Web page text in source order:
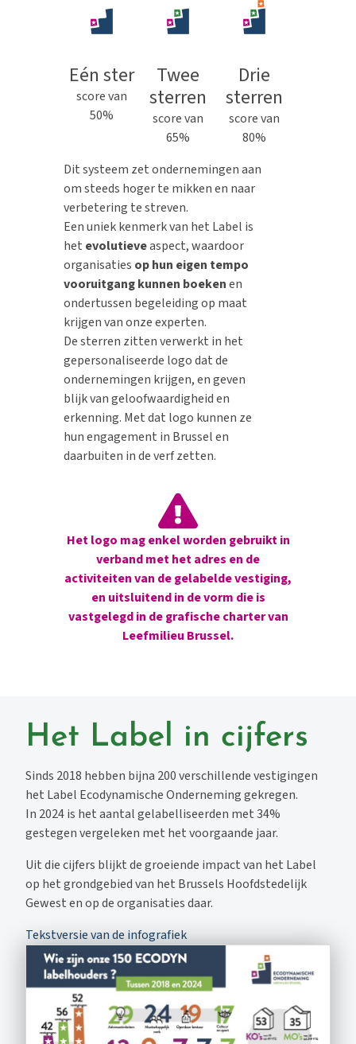
Eén ster
score van
50%
Twee
sterren
score van
65%
Drie
sterren
score van
80%
Dit systeem zet ondernemingen aan
om steeds hoger te mikken en naar
verbetering te streven.
Een uniek kenmerk van het Label is
het evolutieveaspect, waardoor
organisaties op hun eigen tempo
vooruitgang kunnen boekenen
ondertussen begeleiding op maat
krijgen van onzeexperten.
De sterren zitten verwerkt in het
gepersonaliseerde logo dat de
ondernemingen krijgen, en geven
blijk van geloofwaardigheid en
erkenning. Met dat logo kunnen ze
hun engagement in Brussel en
daarbuiten in de verf zetten.
Het logo mag enkel worden gebruikt in
verband met het adres en de
activiteiten van de gelabelde vestiging,
en uitsluitend in de vorm die is
vastgelegd in de grafische charter van
Leefmilieu Brussel.
Het Label in cijfers
Sinds 2018 hebben bijna 200 verschillende vestigingen
het Label Ecodynamische Onderneming gekregen.
In 2024 is het aantal gelabelliseerden met 34%
gestegen vergeleken met het voorgaande jaar.
Uit die cijfers blijkt de groeiende impact van het Label
op het grondgebied van het Brussels Hoofdstedelijk
Gewest en op de organisaties daar.
Tekstversie van de infografiek